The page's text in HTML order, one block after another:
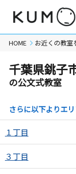
HOME お近くの教室
千葉県銚子
の公文式教室
さらに以下よりエ
１丁目
３丁目